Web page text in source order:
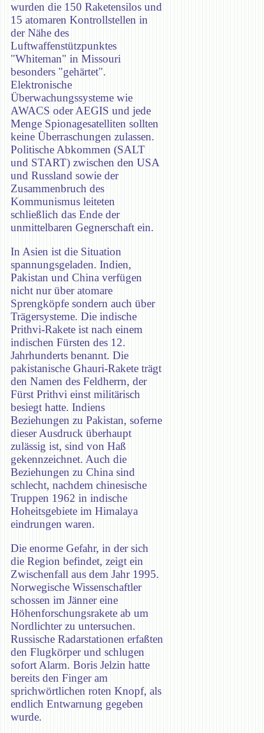
wurden die 150 Raketensilos und
15 atomaren Kontrollstellen in
der Nähe des
Luftwaffenstützpunktes
"Whiteman" in Missouri
besonders "gehärtet".
Elektronische
Überwachungssysteme wie
AWACS oder AEGIS und jede
Menge Spionagesatelliten sollten
keine Überraschungen zulassen.
Politische Abkommen (SALT
und START) zwischen den USA
und Russland sowie der
Zusammenbruch des
Kommunismus leiteten
schließlich das Ende der
unmittelbaren Gegnerschaft ein.
In Asien ist die Situation
spannungsgeladen. Indien,
Pakistan und China verfügen
nicht nur über atomare
Sprengköpfe sondern auch über
Trägersysteme. Die indische
Prithvi-Rakete ist nach einem
indischen Fürsten des 12.
Jahrhunderts benannt. Die
pakistanische Ghauri-Rakete trägt
den Namen des Feldherrn, der
Fürst Prithvi einst militärisch
besiegt hatte. Indiens
Beziehungen zu Pakistan, soferne
dieser Ausdruck überhaupt
zulässig ist, sind von Haß
gekennzeichnet. Auch die
Beziehungen zu China sind
schlecht, nachdem chinesische
Truppen 1962 in indische
Hoheitsgebiete im Himalaya
eindrungen waren.
Die enorme Gefahr, in der sich
die Region befindet, zeigt ein
Zwischenfall aus dem Jahr 1995.
Norwegische Wissenschaftler
schossen im Jänner eine
Höhenforschungsrakete ab um
Nordlichter zu untersuchen.
Russische Radarstationen erfaßten
den Flugkörper und schlugen
sofort Alarm. Boris Jelzin hatte
bereits den Finger am
sprichwörtlichen roten Knopf, als
endlich Entwarnung gegeben
wurde.